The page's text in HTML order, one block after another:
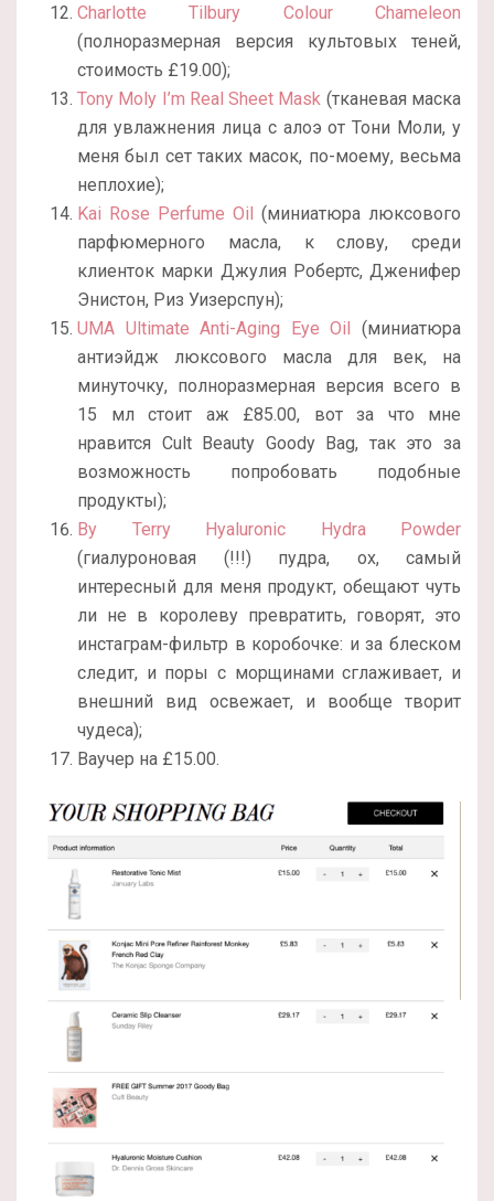
Charlotte Tilbury Colour Chameleon
(полноразмерная версия культовых теней,
стоимость £19.00);
Tony Moly I’m Real Sheet Mask (тканевая маска
для увлажнения лица с алоэ от Тони Моли, у
меня был сет таких масок, по-моему, весьма
неплохие);
Kai Rose Perfume Oil (миниатюра люксового
парфюмерного масла, к слову, среди
клиенток марки Джулия Робертс, Дженифер
Энистон, Риз Уизерспун);
UMA Ultimate Anti-Aging Eye Oil (миниатюра
антиэйдж люксового масла для век, на
минуточку, полноразмерная версия всего в
15 мл стоит аж £85.00, вот за что мне
нравится Cult Beauty Goody Bag, так это за
возможность попробовать подобные
продукты);
By Terry Hyaluronic Hydra Powder
(гиалуроновая (!!!) пудра, ох, самый
интересный для меня продукт, обещают чуть
ли не в королеву превратить, говорят, это
инстаграм-фильтр в коробочке: и за блеском
следит, и поры с морщинами сглаживает, и
внешний вид освежает, и вообще творит
чудеса);
Ваучер на £15.00.